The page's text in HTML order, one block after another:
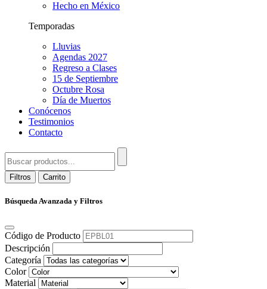
Hecho en México
Temporadas
Lluvias
Agendas 2027
Regreso a Clases
15 de Septiembre
Octubre Rosa
Día de Muertos
Conócenos
Testimonios
Contacto
Filtros Carrito
Búsqueda Avanzada y Filtros
Código de Producto
Descripción
Categoría
Color
Material